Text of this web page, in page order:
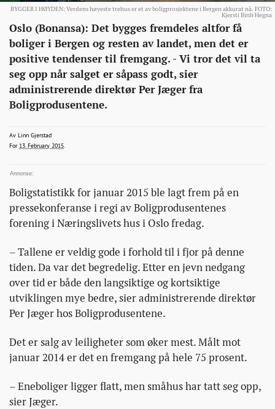
BYGGER I HØYDEN: Verdens høyeste trehus er et av boligprosjektene i Bergen akkurat nå. FOTO:
Kjersti Binh Hegna
Eiendom
http://bonansa.no/artikkel/vi-
kjoper-
41-
prosent-
flere-
boliger-
i-
fjor/
Oslo (Bonansa): Det bygges fremdeles altfor få
boliger i Bergen og resten av landet, men det er
positive tendenser til fremgang. - Vi tror det vil ta
seg opp når salget er såpass godt, sier
administrerende direktør Per Jæger fra
Boligprodusentene.
Av Linn Gjerstadlinn.gjerstad@bt.no
2015-02-13T13:00:45+00:00
2015-02-13T13:00:45+00:00
2015-02-13T13:09:48+00:00
For 13. February 2015
Boligstatistikk for januar 2015 ble lagt frem på en
pressekonferanse i regi av Boligprodusentenes
forening i Næringslivets hus i Oslo fredag.
– Tallene er veldig gode i forhold til i fjor på denne
tiden. Da var det begredelig. Etter en jevn nedgang
over tid er både den langsiktige og kortsiktige
utviklingen mye bedre, sier administrerende direktør
Per Jæger hos Boligprodusentene.
Det er salg av leiligheter som øker mest. Målt mot
januar 2014 er det en fremgang på hele 75 prosent.
– Eneboliger ligger flatt, men småhus har tatt seg opp,
sier Jæger.